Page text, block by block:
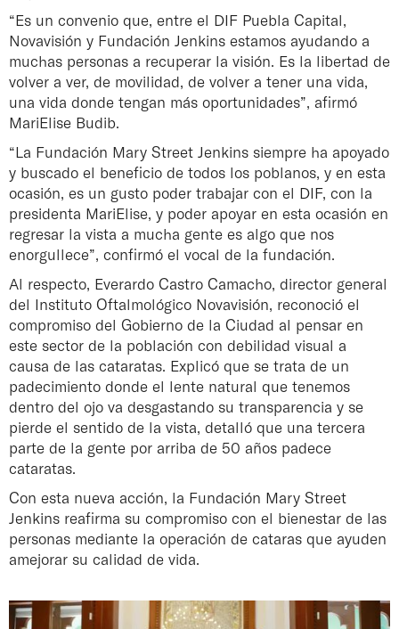
“Es un convenio que, entre el DIF Puebla Capital,
Novavisión y Fundación Jenkins estamos ayudando a
muchas personas a recuperar la visión. Es la libertad de
volver a ver, de movilidad, de volver a tener una vida,
una vida donde tengan más oportunidades”, afirmó
MariElise Budib.
“La Fundación Mary Street Jenkins siempre ha apoyado
y buscado el beneficio de todos los poblanos, y en esta
ocasión, es un gusto poder trabajar con el DIF, con la
presidenta MariElise, y poder apoyar en esta ocasión en
regresar la vista a mucha gente es algo que nos
enorgullece”, confirmó el vocal de la fundación.
Al respecto, Everardo Castro Camacho, director general
del Instituto Oftalmológico Novavisión, reconoció el
compromiso del Gobierno de la Ciudad al pensar en
este sector de la población con debilidad visual a
causa de las cataratas. Explicó que se trata de un
padecimiento donde el lente natural que tenemos
dentro del ojo va desgastando su transparencia y se
pierde el sentido de la vista, detalló que una tercera
parte de la gente por arriba de 50 años padece
cataratas.
Con esta nueva acción, la Fundación Mary Street
Jenkins reafirma su compromiso con el bienestar de las
personas mediante la operación de cataras que ayuden
amejorar su calidad de vida.